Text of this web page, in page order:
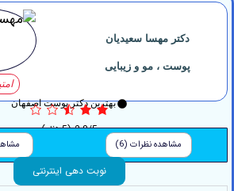
دکتر مهسا سعیدیان
پوست ، مو و زیبایی
بهترین دکتر پوست اصفهان
2.8/5 (5 نظر)
مشاهده نظرات (6) مشاهده بیوگرافی
نوبت دهی اینترنتی